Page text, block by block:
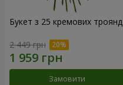
Букет з 25 кремових троянд
2 449 грн
Замовити